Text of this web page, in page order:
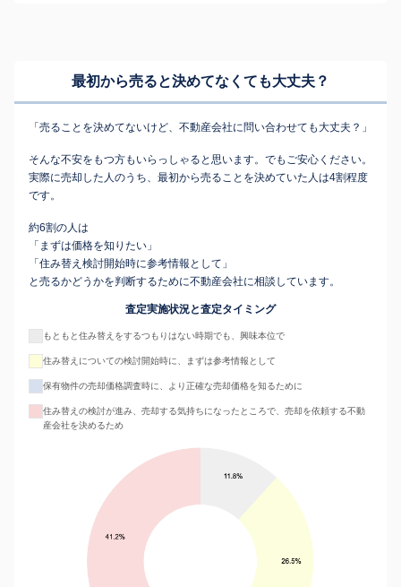
最初から売ると決めてなくても大丈夫？
「売ることを決めてないけど、不動産会社に問い合わせても大丈夫？」
そんな不安をもつ方もいらっしゃると思います。でもご安心ください。
実際に売却した人のうち、最初から売ることを決めていた人は4割程度
です。
約6割の人は
「まずは価格を知りたい」
「住み替え検討開始時に参考情報として」
と売るかどうかを判断するために不動産会社に相談しています。
査定実施状況と査定タイミング
もともと住み替えをするつもりはない時期でも、興味本位で
住み替えについての検討開始時に、まずは参考情報として
保有物件の売却価格調査時に、より正確な売却価格を知るために
住み替えの検討が進み、売却する気持ちになったところで、売却を依頼する不動
産会社を決めるため